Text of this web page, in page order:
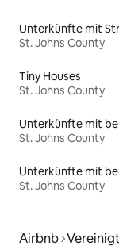
St. Johns County
Tiny Houses
St. Johns County
St. Johns County
St. Johns County
Airbnb